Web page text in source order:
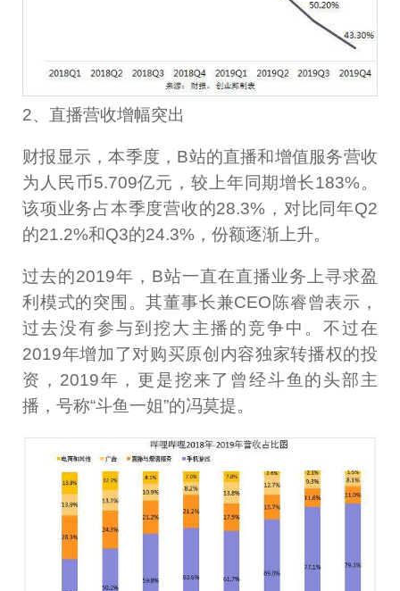
2、直播营收增幅突出
财报显示，本季度，B站的直播和增值服务营收
为人民币5.709亿元，较上年同期增长183%。
该项业务占本季度营收的28.3%，对比同年Q2
的21.2%和Q3的24.3%，份额逐渐上升。
过去的2019年，B站一直在直播业务上寻求盈
利模式的突围。其董事长兼CEO陈睿曾表示，
过去没有参与到挖大主播的竞争中。不过在
2019年增加了对购买原创内容独家转播权的投
资，2019年，更是挖来了曾经斗鱼的头部主
播，号称“斗鱼一姐”的冯莫提。